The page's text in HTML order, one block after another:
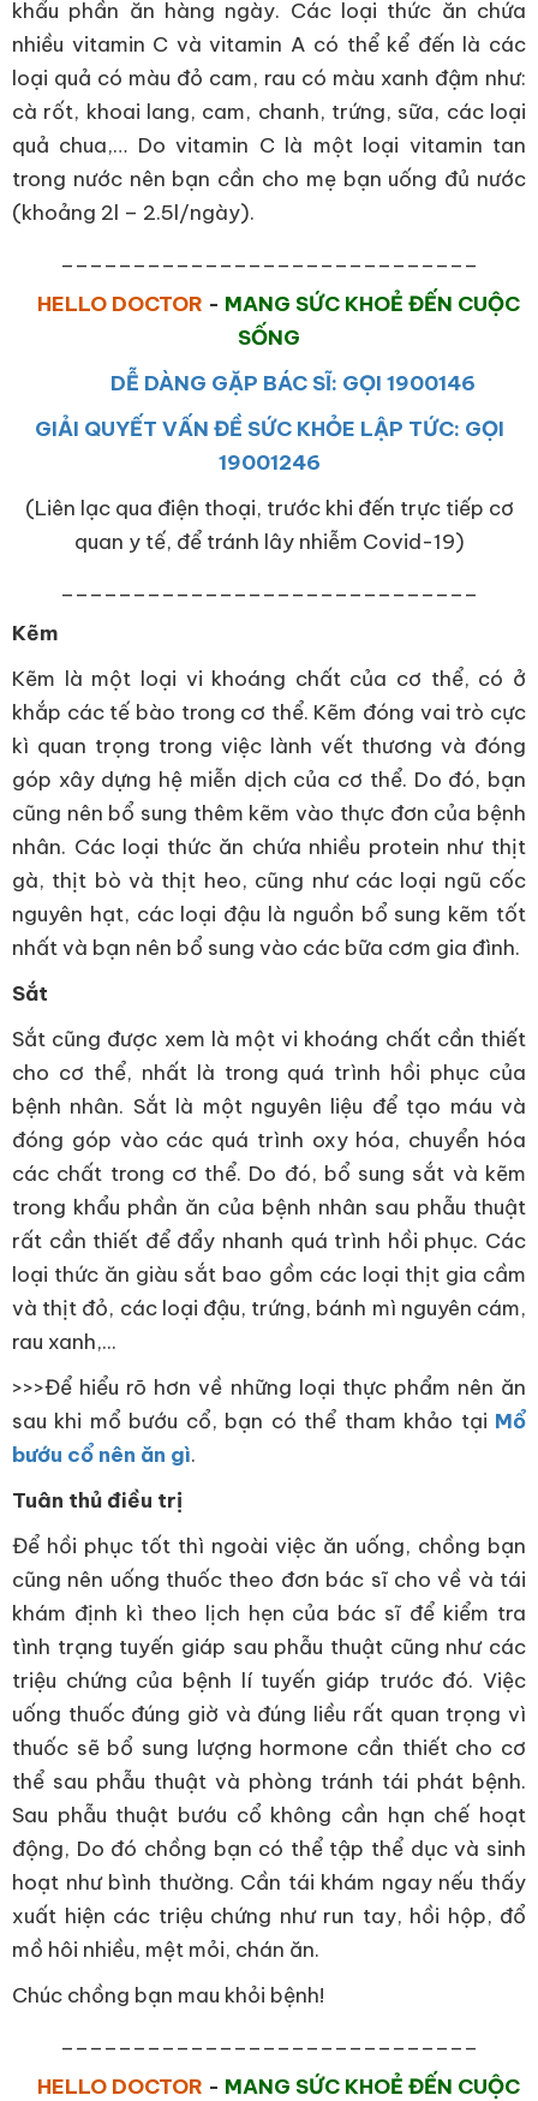
khẩu phần ăn hàng ngày. Các loại thức ăn chứa
nhiều vitamin C và vitamin A có thể kể đến là các
loại quả có màu đỏ cam, rau có màu xanh đậm như:
cà rốt, khoai lang, cam, chanh, trứng, sữa, các loại
quả chua,… Do vitamin C là một loại vitamin tan
trong nước nên bạn cần cho mẹ bạn uống đủ nước
(khoảng 2l – 2.5l/ngày).
HELLO DOCTOR - MANG SỨC KHOẺ ĐẾN CUỘC
SỐNG
DỄ DÀNG GẶP BÁC SĨ: GỌI 1900146
GIẢI QUYẾT VẤN ĐỀ SỨC KHỎE LẬP TỨC: GỌI
19001246
(Liên lạc qua điện thoại, trước khi đến trực tiếp cơ
quan y tế, để tránh lây nhiễm Covid-19)
Kẽm
Kẽm là một loại vi khoáng chất của cơ thể, có ở
khắp các tế bào trong cơ thể. Kẽm đóng vai trò cực
kì quan trọng trong việc lành vết thương và đóng
góp xây dựng hệ miễn dịch của cơ thể. Do đó, bạn
cũng nên bổ sung thêm kẽm vào thực đơn của bệnh
nhân. Các loại thức ăn chứa nhiều protein như thịt
gà, thịt bò và thịt heo, cũng như các loại ngũ cốc
nguyên hạt, các loại đậu là nguồn bổ sung kẽm tốt
nhất và bạn nên bổ sung vào các bữa cơm gia đình.
Sắt
Sắt cũng được xem là một vi khoáng chất cần thiết
cho cơ thể, nhất là trong quá trình hồi phục của
bệnh nhân. Sắt là một nguyên liệu để tạo máu và
đóng góp vào các quá trình oxy hóa, chuyển hóa
các chất trong cơ thể. Do đó, bổ sung sắt và kẽm
trong khẩu phần ăn của bệnh nhân sau phẫu thuật
rất cần thiết để đẩy nhanh quá trình hồi phục. Các
loại thức ăn giàu sắt bao gồm các loại thịt gia cầm
và thịt đỏ, các loại đậu, trứng, bánh mì nguyên cám,
rau xanh,...
>>>Để hiểu rõ hơn về những loại thực phẩm nên ăn
sau khi mổ bướu cổ, bạn có thể tham khảo tại Mổ
bướu cổ nên ăn gì.
Tuân thủ điều trị
Để hồi phục tốt thì ngoài việc ăn uống, chồng bạn
cũng nên uống thuốc theo đơn bác sĩ cho về và tái
khám định kì theo lịch hẹn của bác sĩ để kiểm tra
tình trạng tuyến giáp sau phẫu thuật cũng như các
triệu chứng của bệnh lí tuyến giáp trước đó. Việc
uống thuốc đúng giờ và đúng liều rất quan trọng vì
thuốc sẽ bổ sung lượng hormone cần thiết cho cơ
thể sau phẫu thuật và phòng tránh tái phát bệnh.
Sau phẫu thuật bướu cổ không cần hạn chế hoạt
động, Do đó chồng bạn có thể tập thể dục và sinh
hoạt như bình thường. Cần tái khám ngay nếu thấy
xuất hiện các triệu chứng như run tay, hồi hộp, đổ
mồ hôi nhiều, mệt mỏi, chán ăn.
Chúc chồng bạn mau khỏi bệnh!
HELLO DOCTOR - MANG SỨC KHOẺ ĐẾN CUỘC